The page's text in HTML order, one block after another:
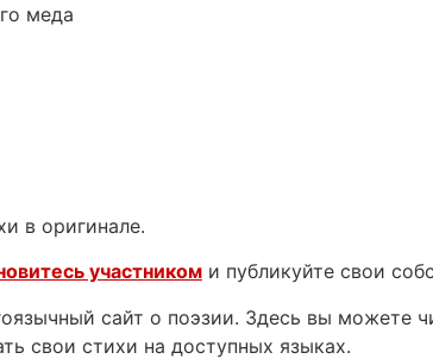
меда
в оригинале.
участником и публикуйте свои
сайт о поэзии. Здесь вы можете
свои стихи на доступных языках.